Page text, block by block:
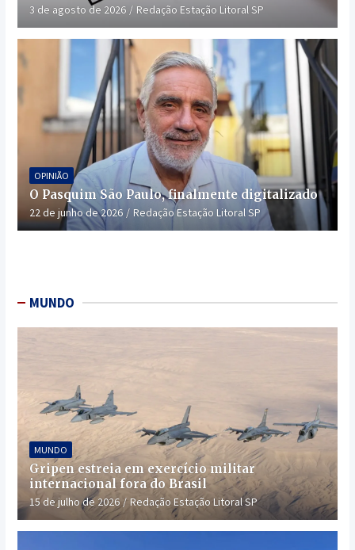
3 de agosto de 2026 Redação Estação Litoral SP
OPINIÃO
O Pasquim São Paulo, finalmente digitalizado
22 de junho de 2026 Redação Estação Litoral SP
MUNDO
MUNDO
Gripen estreia em exercício militar
internacional fora do Brasil
15 de julho de 2026 Redação Estação Litoral SP